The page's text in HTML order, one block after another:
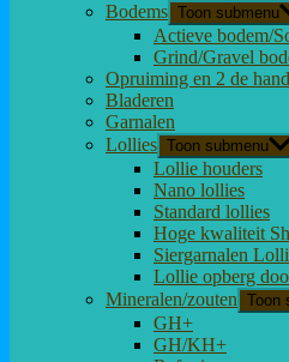
Bodems Toon submenu
Actieve bodem/
Grind/Gravel
Opruiming en 2 de
Bladeren
Garnalen
Lollies Toon submenu
Lollie houders
Nano lollies
Standard lollies
Hoge kwaliteit
Siergarnalen
Lollie opberg
Mineralen/zouten Toon
GH+
GH/KH+